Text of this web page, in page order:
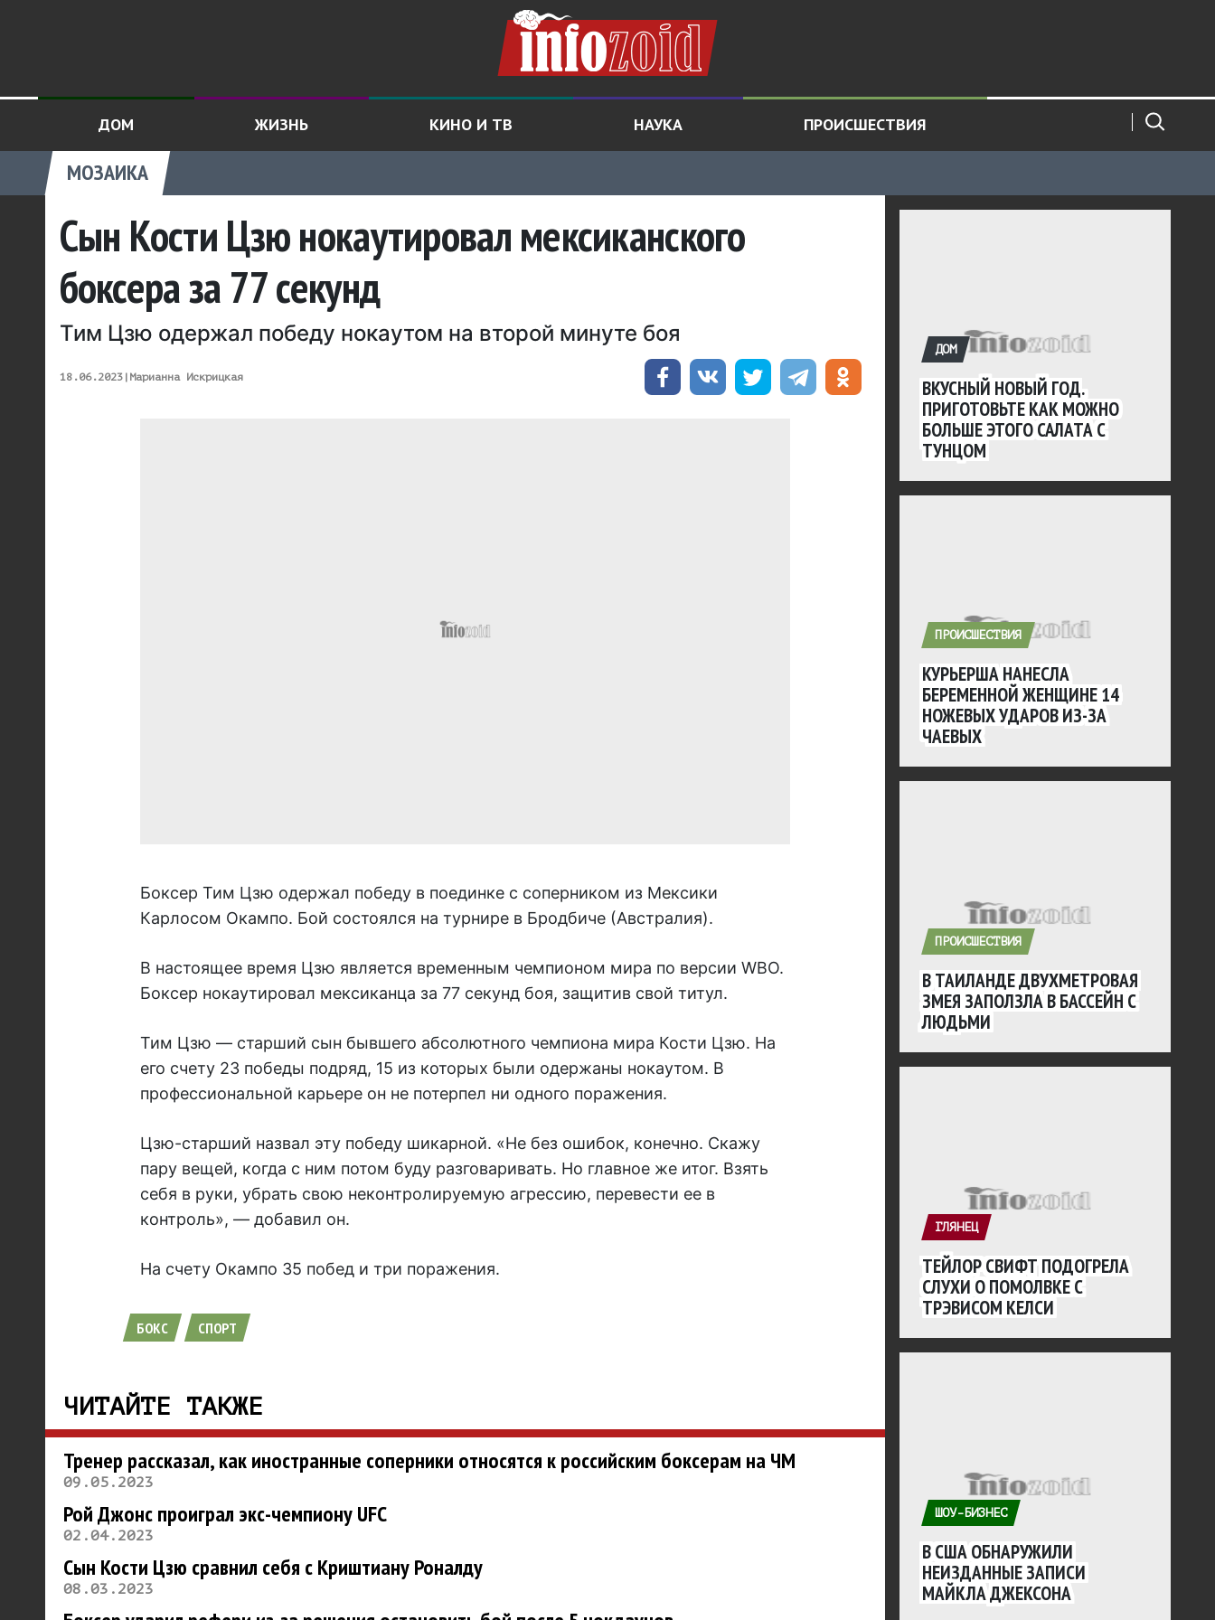
ДОМ ЖИЗНЬ КИНО И ТВ НАУКА ПРОИСШЕСТВИЯ
МОЗАИКА
Сын Кости Цзю нокаутировал мексиканского
боксера за 77 секунд
Тим Цзю одержал победу нокаутом на второй минуте боя
18.06.2023| Марианна Искрицкая
Боксер Тим Цзю одержал победу в поединке с соперником из Мексики
Карлосом Окампо. Бой состоялся на турнире в Бродбиче (Австралия).
В настоящее время Цзю является временным чемпионом мира по версии WBO.
Боксер нокаутировал мексиканца за 77 секунд боя, защитив свой титул.
Тим Цзю — старший сын бывшего абсолютного чемпиона мира Кости Цзю. На
его счету 23 победы подряд, 15 из которых были одержаны нокаутом. В
профессиональной карьере он не потерпел ни одного поражения.
Цзю-старший назвал эту победу шикарной. «Не без ошибок, конечно. Скажу
пару вещей, когда с ним потом буду разговаривать. Но главное же итог. Взять
себя в руки, убрать свою неконтролируемую агрессию, перевести ее в
контроль», — добавил он.
На счету Окампо 35 побед и три поражения.
БОКС СПОРТ
ЧИТАЙТЕ ТАКЖЕ
Тренер рассказал, как иностранные соперники относятся к российским боксерам на ЧМ
09.05.2023
Рой Джонс проиграл экс-чемпиону UFC
02.04.2023
Сын Кости Цзю сравнил себя с Криштиану Роналду
08.03.2023
ДОМ
ВКУСНЫЙ НОВЫЙ ГОД.
ПРИГОТОВЬТЕ КАК МОЖНО
БОЛЬШЕ ЭТОГО САЛАТА С
ТУНЦОМ
ПРОИСШЕСТВИЯ
КУРЬЕРША НАНЕСЛА
БЕРЕМЕННОЙ ЖЕНЩИНЕ 14
НОЖЕВЫХ УДАРОВ ИЗ-ЗА
ЧАЕВЫХ
ПРОИСШЕСТВИЯ
В ТАИЛАНДЕ ДВУХМЕТРОВАЯ
ЗМЕЯ ЗАПОЛЗЛА В БАССЕЙН С
ЛЮДЬМИ
ГЛЯНЕЦ
ТЕЙЛОР СВИФТ ПОДОГРЕЛА
СЛУХИ О ПОМОЛВКЕ С
ТРЭВИСОМ КЕЛСИ
ШОУ-БИЗНЕС
В США ОБНАРУЖИЛИ
НЕИЗДАННЫЕ ЗАПИСИ
МАЙКЛА ДЖЕКСОНА